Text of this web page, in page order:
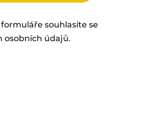
souhlasíte se
osobních údajů.